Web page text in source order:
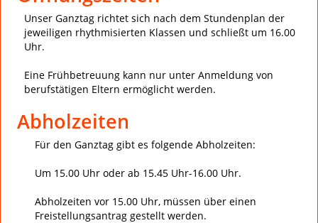
Unser Ganztag richtet sich nach dem Stundenplan der
jeweiligen rhythmisierten Klassen und schließt um 16.00
Uhr.
Eine Frühbetreuung kann nur unter Anmeldung von
berufstätigen Eltern ermöglicht werden.
Abholzeiten
Für den Ganztag gibt es folgende Abholzeiten:
Um 15.00 Uhr oder ab 15.45 Uhr-16.00 Uhr.
Abholzeiten vor 15.00 Uhr, müssen über einen
Freistellungsantrag gestellt werden.